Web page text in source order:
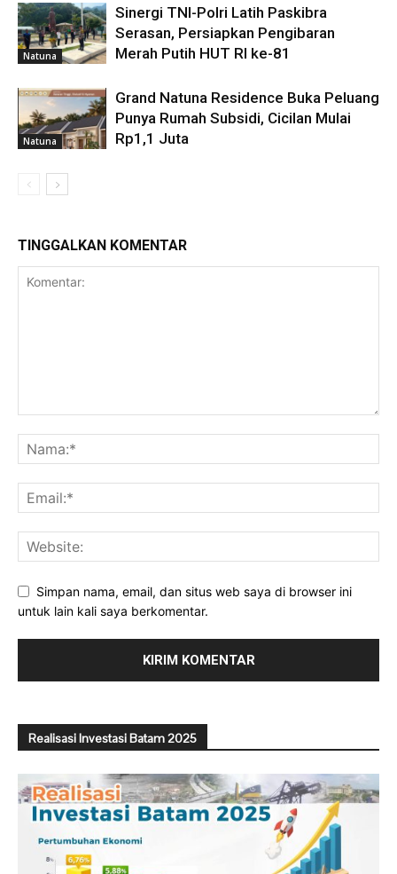
Natuna
Sinergi TNI-Polri Latih Paskibra
Serasan, Persiapkan Pengibaran
Merah Putih HUT RI ke-81
Natuna
Grand Natuna Residence Buka Peluang
Punya Rumah Subsidi, Cicilan Mulai
Rp1,1 Juta
TINGGALKAN KOMENTAR
Simpan nama, email, dan situs web saya di browser ini
untuk lain kali saya berkomentar.
Realisasi Investasi Batam 2025